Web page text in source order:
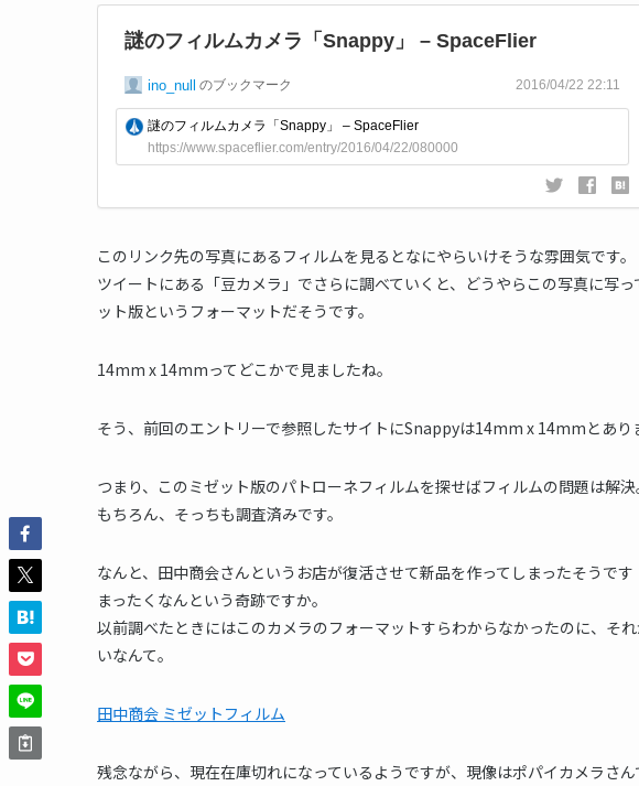
このリンク先の写真にあるフィルムを見るとなにやらいけそうな雰囲気です。
ツイートにある「豆カメラ」でさらに調べていくと、どうやらこの写真に写
ット版というフォーマットだそうです。
14mm x 14mmってどこかで見ましたね。
そう、前回のエントリーで参照したサイトにSnappyは14mm x 14mmとあり
つまり、このミゼット版のパトローネフィルムを探せばフィルムの問題は解決
もちろん、そっちも調査済みです。
なんと、田中商会さんというお店が復活させて新品を作ってしまったそうです
まったくなんという奇跡ですか。
以前調べたときにはこのカメラのフォーマットすらわからなかったのに、そ
いなんて。
田中商会 ミゼットフィルム
残念ながら、現在在庫切れになっているようですが、現像はポパイカメラさ